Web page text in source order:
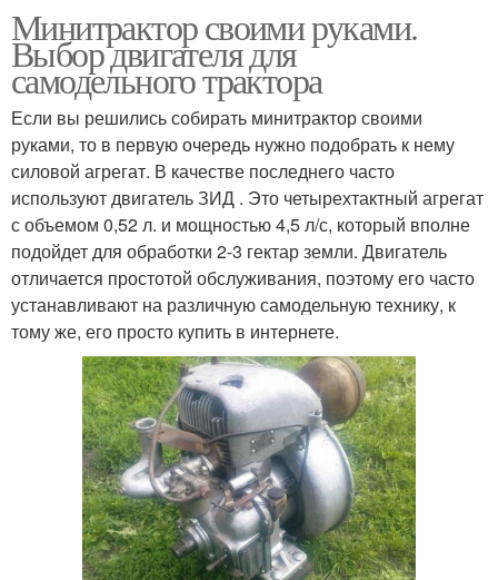
Минитрактор своими руками.
Выбор двигателя для
самодельного трактора
Если вы решились собирать минитрактор своими
руками, то в первую очередь нужно подобрать к нему
силовой агрегат. В качестве последнего часто
используют двигатель ЗИД . Это четырехтактный агрегат
с объемом 0,52 л. и мощностью 4,5 л/с, который вполне
подойдет для обработки 2-3 гектар земли. Двигатель
отличается простотой обслуживания, поэтому его часто
устанавливают на различную самодельную технику, к
тому же, его просто купить в интернете.